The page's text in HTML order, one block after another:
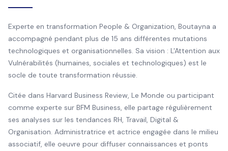
Experte en transformation People & Organization, Boutayna a
accompagné pendant plus de 15 ans différentes mutations
technologiques et organisationnelles. Sa vision : L'Attention aux
Vulnérabilités (humaines, sociales et technologiques) est le
socle de toute transformation réussie.
Citée dans Harvard Business Review, Le Monde ou participant
comme experte sur BFM Business, elle partage régulièrement
ses analyses sur les tendances RH, Travail, Digital &
Organisation. Administratrice et actrice engagée dans le milieu
associatif, elle oeuvre pour diffuser connaissances et ponts